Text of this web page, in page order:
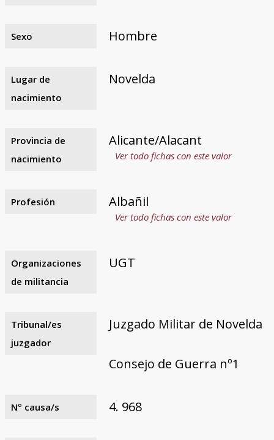
Sexo Hombre
Lugar de
nacimiento
Novelda
Provincia de
nacimiento
Alicante/Alacant
Ver todo fichas con este valor
Profesión Albañil
Ver todo fichas con este valor
Organizaciones
de militancia
UGT
Tribunal/es
juzgador
Juzgado Militar de Novelda
Consejo de Guerra nº1
Nº causa/s 4. 968